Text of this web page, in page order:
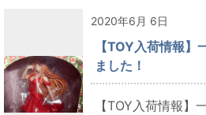
2020年6月 6日
【TOY入荷情報】
ました！
【TOY入荷情報】